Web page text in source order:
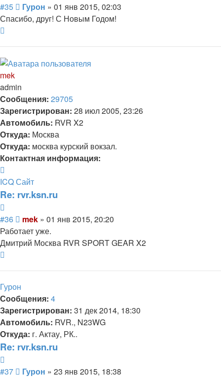
#35
Сообщение
Гурон » 01 янв 2015, 02:03
Спасибо, друг! С Новым Годом!
mek
admin
Сообщения: 29705
Зарегистрирован: 28 июл 2005, 23:26
Автомобиль: RVR X2
Откуда: Москва
Откуда: москва курский вокзал.
Контактная информация:
информация
пользователя
ICQСайт
Re: rvr.ksn.ru
#36
Сообщение
mek » 01 янв 2015, 20:20
Работает уже.
Дмитрий Москва RVR SPORT GEAR X2
Гурон
Сообщения: 4
Зарегистрирован: 31 дек 2014, 18:30
Автомобиль: RVR., N23WG
Откуда: г. Актау, РК..
Re: rvr.ksn.ru
#37
Сообщение
Гурон » 23 янв 2015, 18:38